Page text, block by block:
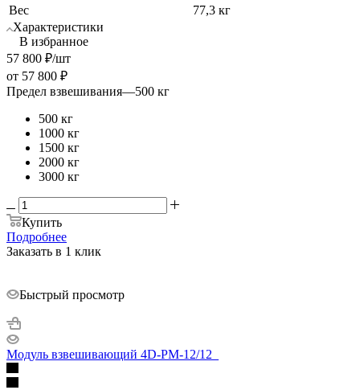
Вес
77,3 кг
Характеристики
В избранное
57 800 ₽/шт
от 57 800 ₽
Предел взвешивания—500 кг
500 кг
1000 кг
1500 кг
2000 кг
3000 кг
Купить
Подробнее
Заказать в 1 клик
Быстрый просмотр
Модуль взвешивающий 4D-PM-12/12_